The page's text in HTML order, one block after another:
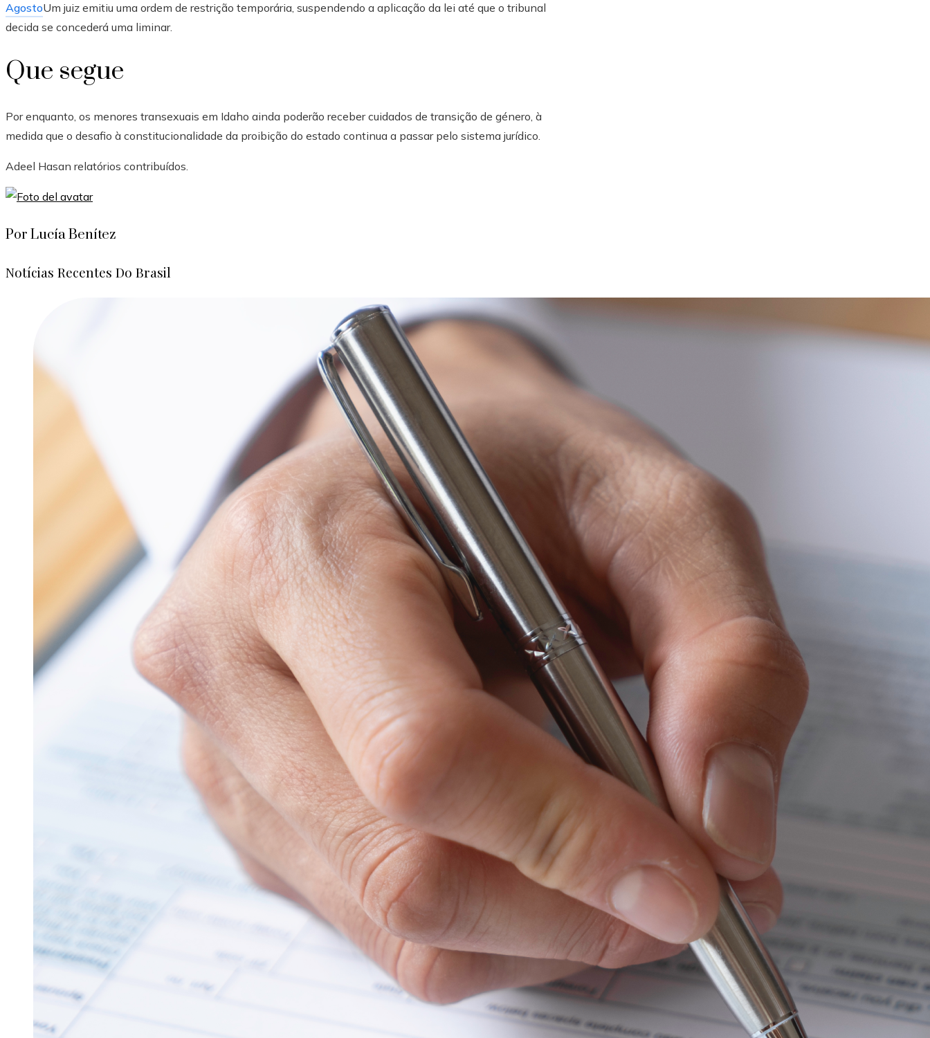
AgostoUm juiz emitiu uma ordem de restrição temporária, suspendendo a aplicação da lei até que o tribunal
decida se concederá uma liminar.
Que segue
Por enquanto, os menores transexuais em Idaho ainda poderão receber cuidados de transição de género, à
medida que o desafio à constitucionalidade da proibição do estado continua a passar pelo sistema jurídico.
Adeel Hasan relatórios contribuídos.
Por Lucía Benítez
Notícias Recentes Do Brasil